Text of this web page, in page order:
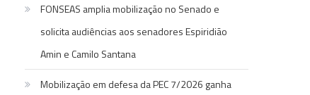
FONSEAS amplia mobilização no Senado e
solicita audiências aos senadores Espiridião
Amin e Camilo Santana
Mobilização em defesa da PEC 7/2026 ganha